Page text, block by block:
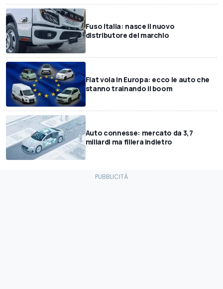
Fuso Italia: nasce il nuovo
distributore del marchio
Fiat vola in Europa: ecco le auto che
stanno trainando il boom
Auto connesse: mercato da 3,7
miliardi ma filiera indietro